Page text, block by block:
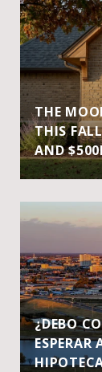
THE
THIS
AND
¿DEBO
ESPERAR